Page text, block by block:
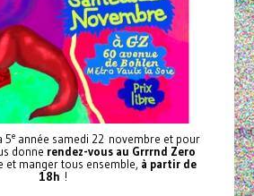
5eannée samedi 22 novembre et pour
donne rendez-vous au Grrrnd Zero
et manger tous ensemble, à partir de
18h !